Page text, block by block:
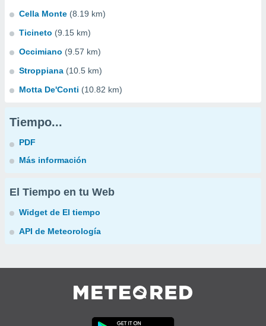
Cella Monte (8.19 km)
Ticineto (9.15 km)
Occimiano (9.57 km)
Stroppiana (10.5 km)
Motta De'Conti (10.82 km)
Tiempo...
PDF
Más información
El Tiempo en tu Web
Widget de El tiempo
API de Meteorología